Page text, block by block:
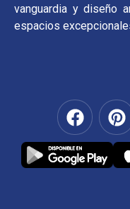
vanguardia y diseño
espacios